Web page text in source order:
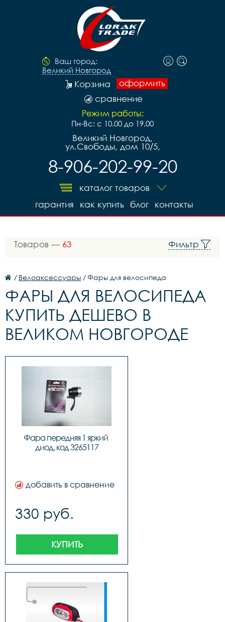
Ваш город:
Великий Новгород
оформить
Корзина
сравнение
Режим работы:
Пн-Вс: с 10.00 до 19.00
Великий Новгород,
ул.Свободы, дом 10/5,
8-906-202-99-20
каталог товаров
контакты
блог
как купить
гарантия
Товаров — 63 Фильтр
/ Велоаксессуары /Фары для велосипеда
ФАРЫ ДЛЯ ВЕЛОСИПЕДА
КУПИТЬ ДЕШЕВО В
ВЕЛИКОМ НОВГОРОДЕ
Фара передняя 1 яркий
диод, код 3265117
добавить в сравнение
330 руб.
КУПИТЬ